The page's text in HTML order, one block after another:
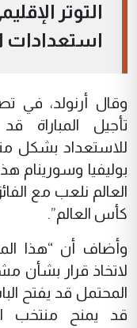
التوتر
استعدادات
وقال أرنولد، في
تأجيل المباراة
للاستعداد بشكل
بوليفيا وسورينام
العالم نلعب مع
كأس العالم”.
وأضاف أن “هذا
لاتخاذ قرار بشأن
المحتمل قد يفتح
قد يمنح منتخب